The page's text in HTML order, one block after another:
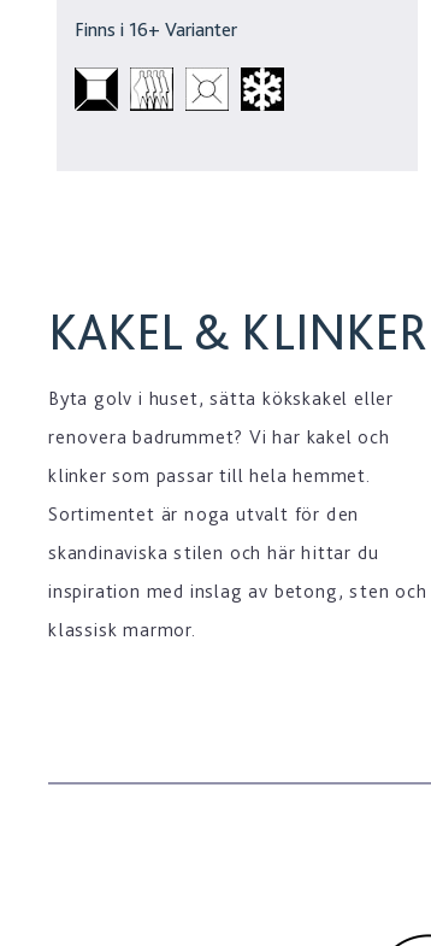
Finns i 16+ Varianter
KAKEL & KLINKER
Byta golv i huset, sätta kökskakel eller
renovera badrummet? Vi har kakel och
klinker som passar till hela hemmet.
Sortimentet är noga utvalt för den
skandinaviska stilen och här hittar du
inspiration med inslag av betong, sten och
klassisk marmor.